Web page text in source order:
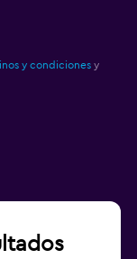
y condiciones y